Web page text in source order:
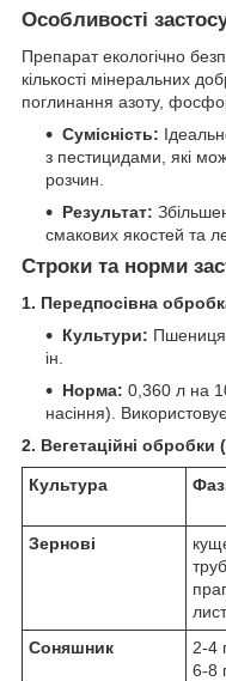
Особливості
Препарат екологічно
кількості мінеральних
поглинання азоту,
Сумісність:
з пестицидами, які
розчин.
Результат:
смакових якостей та
Строки та норми
1. Передпосівна
Культури:
ін.
Норма: 0,360 л на
насіння).
2. Вегетаційні обробки
Культура
Зернові
Соняшник
2-4
6-8